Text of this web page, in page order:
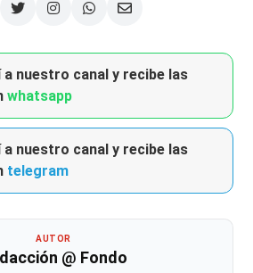
a nuestro canal y recibe las
whatsapp
a nuestro canal y recibe las
telegram
AUTOR
@ Fondo